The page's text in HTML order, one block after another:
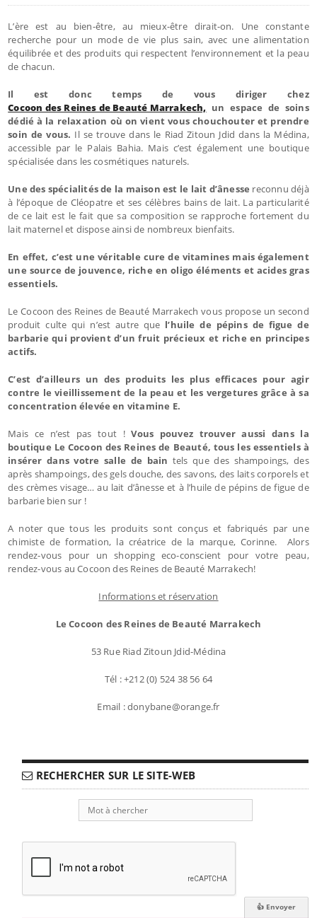
L’ère est au bien-être, au mieux-être dirait-on. Une constante
recherche pour un mode de vie plus sain, avec une alimentation
équilibrée et des produits qui respectent l’environnement et la peau
de chacun.
Il est donc temps de vous diriger chez
Cocoon des Reines de Beauté Marrakech, un espace de soins
dédié à la relaxation où on vient vous chouchouter et prendre
soin de vous. Il se trouve dans le Riad Zitoun Jdid dans la Médina,
accessible par le Palais Bahia. Mais c’est également une boutique
spécialisée dans les cosmétiques naturels.
Une des spécialités de la maison est le lait d’ânesse reconnu déjà
à l’époque de Cléopatre et ses célèbres bains de lait. La particularité
de ce lait est le fait que sa composition se rapproche fortement du
lait maternel et dispose ainsi de nombreux bienfaits.
En effet, c’est une véritable cure de vitamines mais également
une source de jouvence, riche en oligo éléments et acides gras
essentiels.
Le Cocoon des Reines de Beauté Marrakech vous propose un second
produit culte qui n’est autre que l’huile de pépins de figue de
barbarie qui provient d’un fruit précieux et riche en principes
actifs.
C’est d’ailleurs un des produits les plus efficaces pour agir
contre le vieillissement de la peau et les vergetures grâce à sa
concentration élevée en vitamine E.
Mais ce n’est pas tout !Vous pouvez trouver aussi dans la
boutique Le Cocoon des Reines de Beauté, tous les essentiels à
insérer dans votre salle de bain tels que des shampoings, des
après shampoings, des gels douche, des savons, des laits corporels et
des crèmes visage… au lait d’ânesse et à l’huile de pépins de figue de
barbarie bien sur !
A noter que tous les produits sont conçus et fabriqués par une
chimiste de formation, la créatrice de la marque, Corinne. Alors
rendez-vous pour un shopping eco-conscient pour votre peau,
rendez-vous au Cocoon des Reines de Beauté Marrakech!
Informations et réservation
Le Cocoon des Reines de Beauté Marrakech
53 Rue Riad Zitoun Jdid-Médina
Tél : +212 (0) 524 38 56 64
Email : donybane@orange.fr
RECHERCHER SUR LE SITE-WEB